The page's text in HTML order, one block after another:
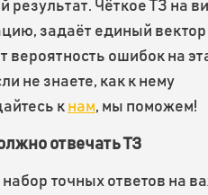
результат. Чёткое ТЗ на
задаёт единый вектор
вероятность ошибок на
не знаете, как к нему
к нам, мы поможем!
отвечать ТЗ
точных ответов на